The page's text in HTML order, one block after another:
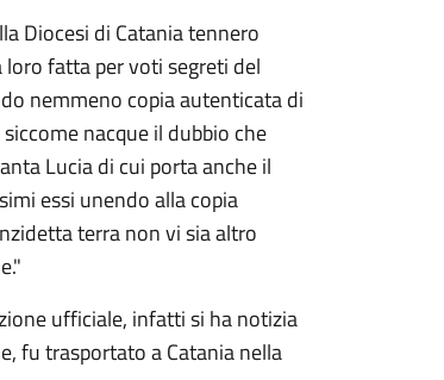
Diocesi di Catania tennero
loro fatta per voti segreti del
nemmeno copia autenticata di
nacque il dubbio che
Lucia di cui porta anche il
essi unendo alla copia
terra non vi sia altro
ufficiale, infatti si ha notizia
fu trasportato a Catania nella